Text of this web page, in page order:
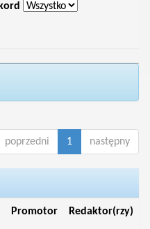
poprzedni 1 następny
Promotor Redaktor(rzy)